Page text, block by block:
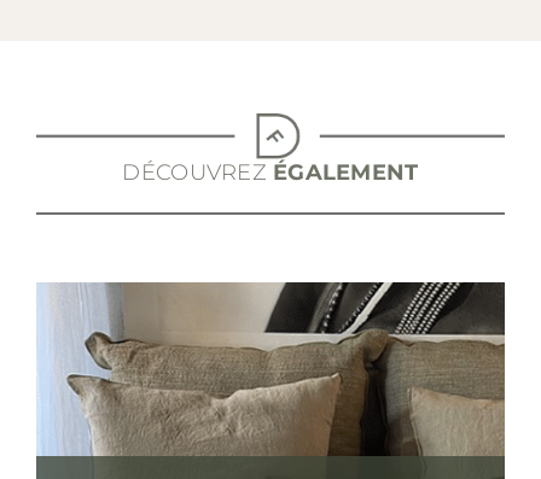
DÉCOUVREZ ÉGALEMENT